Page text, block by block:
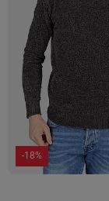
-18%